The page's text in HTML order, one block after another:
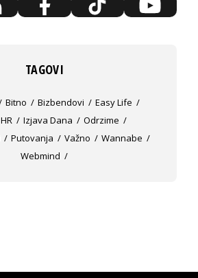
TAGOVI
Bitno Bizbendovi
Easy Life
HR Izjava Dana
Odrzime
Putovanja Važno
Wannabe
Webmind